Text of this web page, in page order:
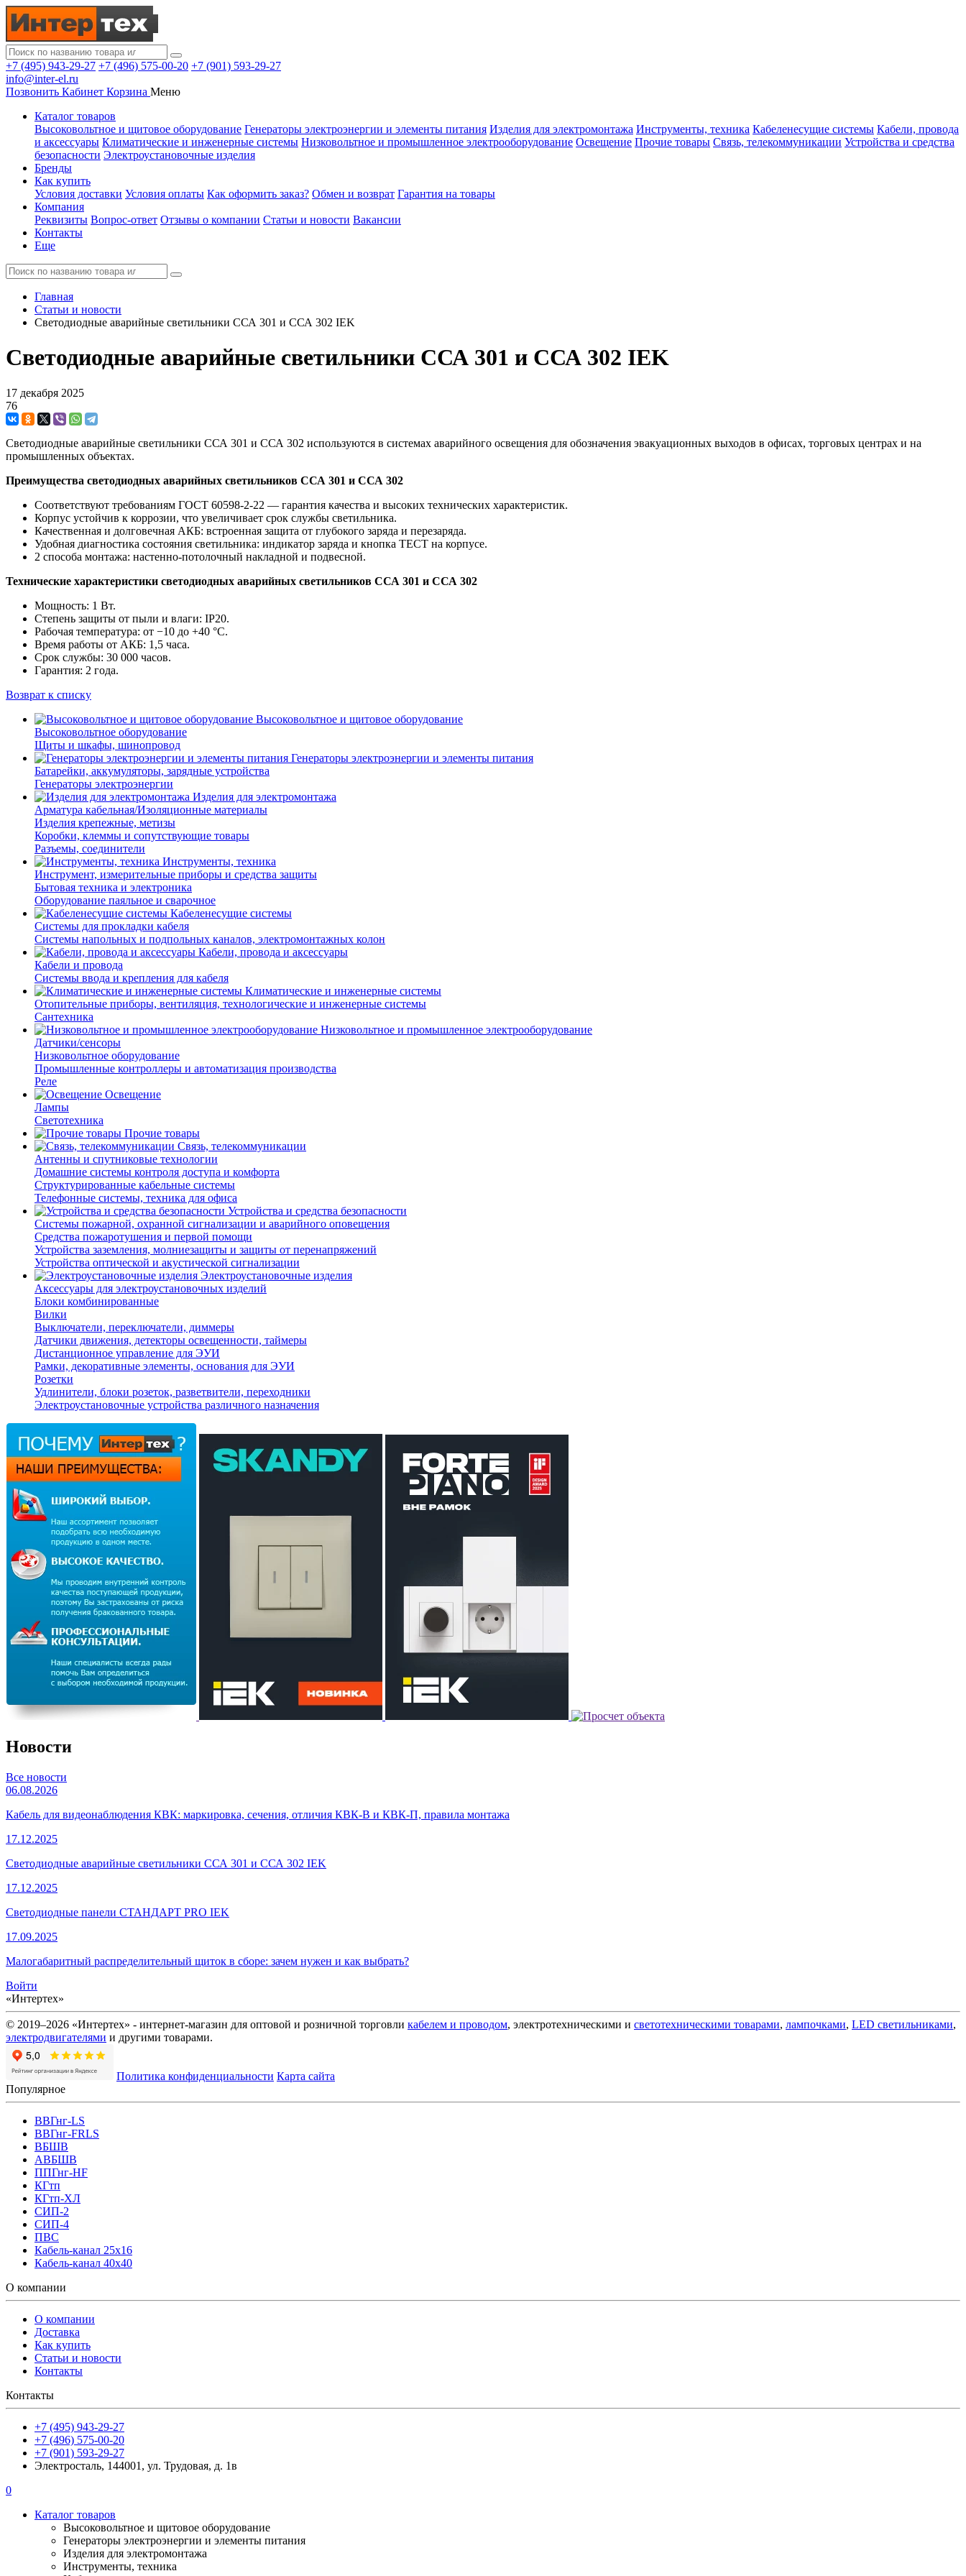
+7 (495) 943-29-27 +7 (496) 575-00-20 +7 (901) 593-29-27
info@inter-el.ru
Позвонить Кабинет Корзина Меню
Каталог товаров
Высоковольтное и щитовое оборудование Генераторы электроэнергии и элементы питания Изделия для электромонтажа Инструменты, техника Кабеленесущие системы Кабели, провода
и аксессуары Климатические и инженерные системы Низковольтное и промышленное электрооборудование Освещение Прочие товары Связь, телекоммуникации Устройства и средства
безопасности Электроустановочные изделия
Бренды
Как купить
Условия доставки Условия оплаты Как оформить заказ? Обмен и возврат Гарантия на товары
Компания
Реквизиты Вопрос-ответ Отзывы о компании Статьи и новости Вакансии
Контакты
Еще
Главная
Статьи и новости
Светодиодные аварийные светильники ССА 301 и ССА 302 IEK
Светодиодные аварийные светильники ССА 301 и ССА 302 IEK
17 декабря 2025
76
Светодиодные аварийные светильники ССА 301 и ССА 302 используются в системах аварийного освещения для обозначения эвакуационных выходов в офисах, торговых центрах и на
промышленных объектах.
Преимущества светодиодных аварийных светильников ССА 301 и ССА 302
Соответствуют требованиям ГОСТ 60598-2-22 — гарантия качества и высоких технических характеристик.
Корпус устойчив к коррозии, что увеличивает срок службы светильника.
Качественная и долговечная АКБ: встроенная защита от глубокого заряда и перезаряда.
Удобная диагностика состояния светильника: индикатор заряда и кнопка ТЕСТ на корпусе.
2 способа монтажа: настенно-потолочный накладной и подвесной.
Технические характеристики светодиодных аварийных светильников ССА 301 и ССА 302
Мощность: 1 Вт.
Степень защиты от пыли и влаги: IP20.
Рабочая температура: от −10 до +40 °С.
Время работы от АКБ: 1,5 часа.
Срок службы: 30 000 часов.
Гарантия: 2 года.
Возврат к списку
Высоковольтное и щитовое оборудование
Высоковольтное оборудование
Щиты и шкафы, шинопровод
Генераторы электроэнергии и элементы питания
Батарейки, аккумуляторы, зарядные устройства
Генераторы электроэнергии
Изделия для электромонтажа
Арматура кабельная/Изоляционные материалы
Изделия крепежные, метизы
Коробки, клеммы и сопутствующие товары
Разъемы, соединители
Инструменты, техника
Инструмент, измерительные приборы и средства защиты
Бытовая техника и электроника
Оборудование паяльное и сварочное
Кабеленесущие системы
Системы для прокладки кабеля
Системы напольных и подпольных каналов, электромонтажных колон
Кабели, провода и аксессуары
Кабели и провода
Системы ввода и крепления для кабеля
Климатические и инженерные системы
Отопительные приборы, вентиляция, технологические и инженерные системы
Сантехника
Низковольтное и промышленное электрооборудование
Датчики/сенсоры
Низковольтное оборудование
Промышленные контроллеры и автоматизация производства
Реле
Освещение
Лампы
Светотехника
Прочие товары
Связь, телекоммуникации
Антенны и спутниковые технологии
Домашние системы контроля доступа и комфорта
Структурированные кабельные системы
Телефонные системы, техника для офиса
Устройства и средства безопасности
Системы пожарной, охранной сигнализации и аварийного оповещения
Средства пожаротушения и первой помощи
Устройства заземления, молниезащиты и защиты от перенапряжений
Устройства оптической и акустической сигнализации
Электроустановочные изделия
Аксессуары для электроустановочных изделий
Блоки комбинированные
Вилки
Выключатели, переключатели, диммеры
Датчики движения, детекторы освещенности, таймеры
Дистанционное управление для ЭУИ
Рамки, декоративные элементы, основания для ЭУИ
Розетки
Удлинители, блоки розеток, разветвители, переходники
Электроустановочные устройства различного назначения
Новости
Все новости
06.08.2026
Кабель для видеонаблюдения КВК: маркировка, сечения, отличия КВК-В и КВК-П, правила монтажа
17.12.2025
Светодиодные аварийные светильники ССА 301 и ССА 302 IEK
17.12.2025
Светодиодные панели СТАНДАРТ PRO IEK
17.09.2025
Малогабаритный распределительный щиток в сборе: зачем нужен и как выбрать?
Войти
«Интертех»
© 2019–2026 «Интертех» - интернет-магазин для оптовой и розничной торговли кабелем и проводом, электротехническими и светотехническими товарами, лампочками, LED светильниками,
электродвигателями и другими товарами.
Политика конфиденциальности Карта сайта
Популярное
ВВГнг-LS
ВВГнг-FRLS
ВБШВ
АВБШВ
ППГнг-HF
КГтп
КГтп-ХЛ
СИП-2
СИП-4
ПВС
Кабель-канал 25х16
Кабель-канал 40х40
О компании
О компании
Доставка
Как купить
Статьи и новости
Контакты
Контакты
+7 (495) 943-29-27
+7 (496) 575-00-20
+7 (901) 593-29-27
Электросталь, 144001, ул. Трудовая, д. 1в
0
Каталог товаров
Высоковольтное и щитовое оборудование
Генераторы электроэнергии и элементы питания
Изделия для электромонтажа
Инструменты, техника